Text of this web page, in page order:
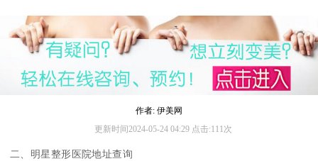
作者: 伊美网
更新时间2024-05-24 04:29 点击:111次
二、明星整形医院地址查询